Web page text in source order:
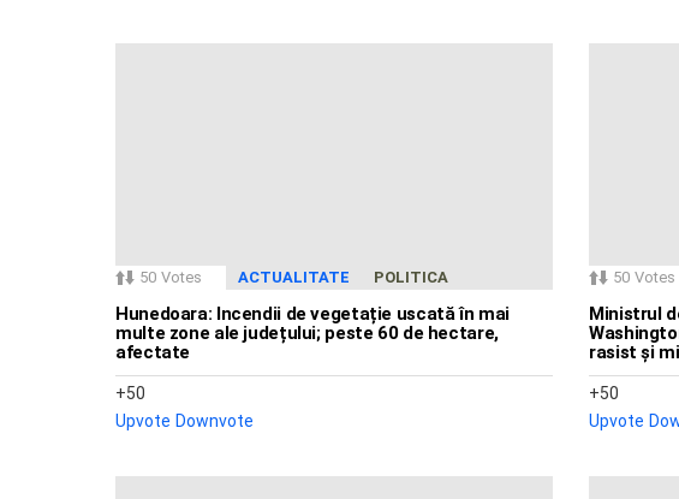
50 Votes ACTUALITATE POLITICA
Hunedoara: Incendii de vegetație uscată în mai
multe zone ale județului; peste 60 de hectare,
afectate
50
Upvote Downvote
50 Votes
Ministrul
rasist și
50
Upvote